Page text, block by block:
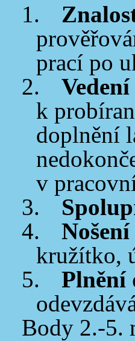
1.
prací po
2.
k
doplnění
v
3.
4.
kružítko,
5.
Plnění
Body 2.-5.